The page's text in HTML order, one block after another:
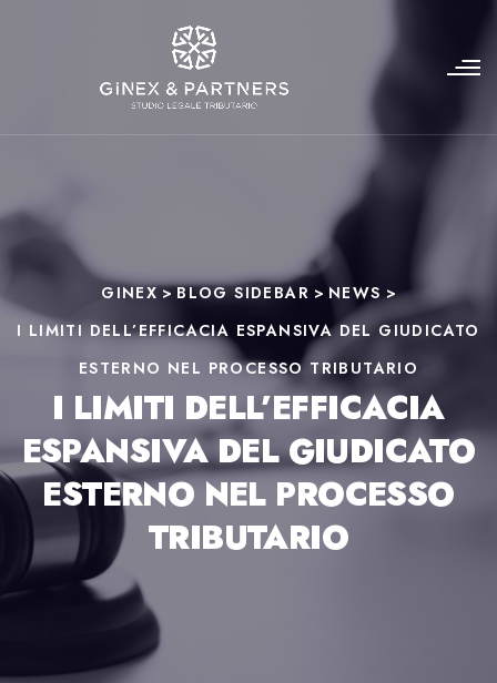
GINEX>BLOG SIDEBAR > NEWS >
I LIMITI DELL’EFFICACIA ESPANSIVA DEL GIUDICATO
ESTERNO NEL PROCESSO TRIBUTARIO
I LIMITI DELL’EFFICACIA
ESPANSIVA DEL GIUDICATO
ESTERNO NEL PROCESSO
TRIBUTARIO